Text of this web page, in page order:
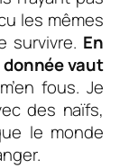
les mêmes
survivre. En
donnée vaut
fous. Je
des naïfs,
le monde